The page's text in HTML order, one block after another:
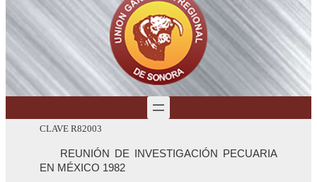
CLAVE R82003
REUNIÓN DE INVESTIGACIÓN PECUARIA
EN MÉXICO 1982